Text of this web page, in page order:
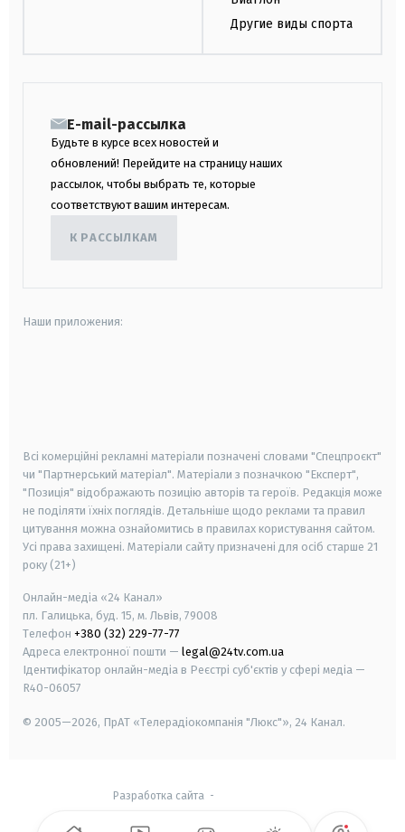
Другие виды спорта
E-mail-рассылка
Будьте в курсе всех новостей и
обновлений! Перейдите на страницу наших
рассылок, чтобы выбрать те, которые
соответствуют вашим интересам.
К РАССЫЛКАМ
Наши приложения:
Всі комерційні рекламні матеріали позначені словами "Спецпроєкт"
чи "Партнерський матеріал". Матеріали з позначкою "Експерт",
"Позиція" відображають позицію авторів та героїв. Редакція може
не поділяти їхніх поглядів. Детальніше щодо реклами та правил
цитування можна ознайомитись в правилах користування сайтом.
Усі права захищені. Матеріали сайту призначені для осіб старше 21
року (21+)
Онлайн-медіа «24 Канал»
пл. Галицька, буд. 15, м. Львів, 79008
Телефон +380 (32) 229-77-77
Адреса електронної пошти — legal@24tv.com.ua
Ідентифікатор онлайн-медіа в Реєстрі суб'єктів у сфері медіа —
R40-06057
© 2005—2026, ПрАТ «Телерадіокомпанія "Люкс"», 24 Канал.
Разработка сайта -